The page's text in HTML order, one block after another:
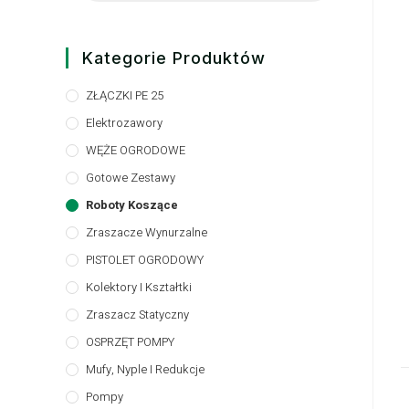
Kategorie Produktów
ZŁĄCZKI PE 25
Elektrozawory
WĘŻE OGRODOWE
Gotowe Zestawy
Roboty Koszące
Zraszacze Wynurzalne
PISTOLET OGRODOWY
Kolektory I Kształtki
Zraszacz Statyczny
OSPRZĘT POMPY
Mufy, Nyple I Redukcje
Pompy